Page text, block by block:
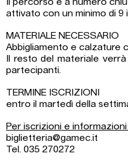
attivato con un minimo di 9
MATERIALE NECESSARIO
Abbigliamento e calzature
Il resto del materiale
partecipanti.
TERMINE ISCRIZIONI
entro il martedì della
Per iscrizioni e
biglietteria@gamec.it
Tel. 035 270272